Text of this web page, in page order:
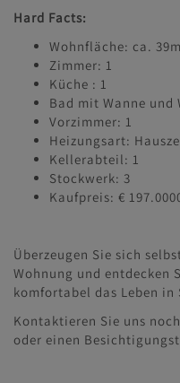
Hard Facts:
Wohnfläche: ca.
Zimmer: 1
Küche : 1
Bad mit Wanne und
Vorzimmer: 1
Heizungsart:
Kellerabteil: 1
Stockwerk: 3
Kaufpreis: €
Überzeugen Sie sich
Wohnung und entdecken
komfortabel das Leben in
Kontaktieren Sie uns
oder einen